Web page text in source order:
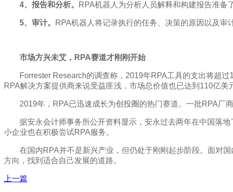
4、报告和分析。 RPA机器人为分析人员解释和构建报告准备
5、审计。 RPA机器人将记录执行的任务、决策的原因以及审
市场方兴未艾，RPA赛道才刚刚开始
Forrester Research的调查称，2019年RPA工具的支出将超
RPA解决方案提供商来说受益匪浅，市场总价值也已达到110亿美
2019年，RPA已迅速成长为创投圈的热门赛道。一批RPA厂
据安永会计师事务所公开资料显示，安永过去两年在中国落
小企业也在积极尝试RPA服务。
在国内RPA并不是新兴产业，但仍处于刚刚起步阶段。面对
方向，找到适合自己发展的道路。
上一篇